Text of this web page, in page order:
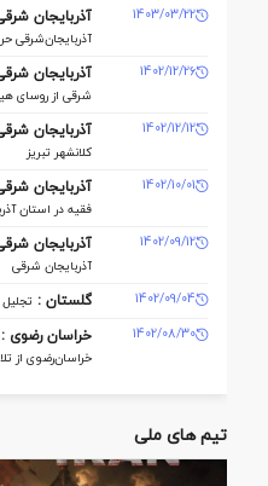
1403/03/22
آذربایجان
آذربایجان‌شرقی
1402/12/26
آذربایجان
‌شرقی از روسای
1402/12/12
آذربایجان
کلانشهر تبریز
1402/10/01
آذربایجان
فقیه در استان
1402/09/12
آذربایجان
آذربایجان شرقی
1402/09/04
گلستان :
1402/08/30
خراسان رضوی :
خراسان‌رضوی از
تیم های ملی